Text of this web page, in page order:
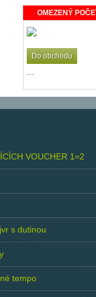
OMEZENÝ
Do obchodu
VOUCHER 1=2
s dutinou
tempo